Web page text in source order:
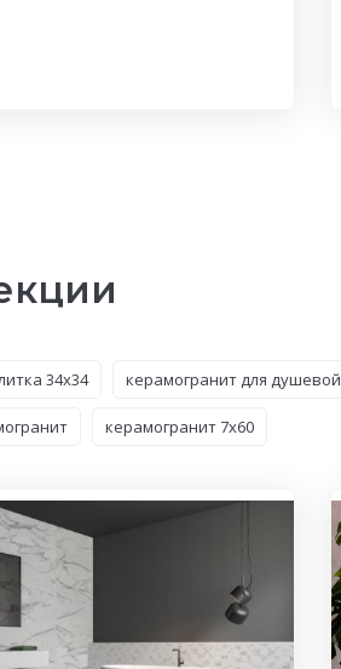
34x34 керамогранит для душевой
керамогранит 7x60